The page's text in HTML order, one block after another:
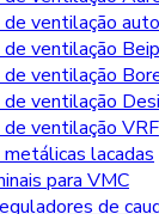
de ventilação
de ventilação Beip
de ventilação
de ventilação
de ventilação VRF
metálicas lacadas
para VMC
de